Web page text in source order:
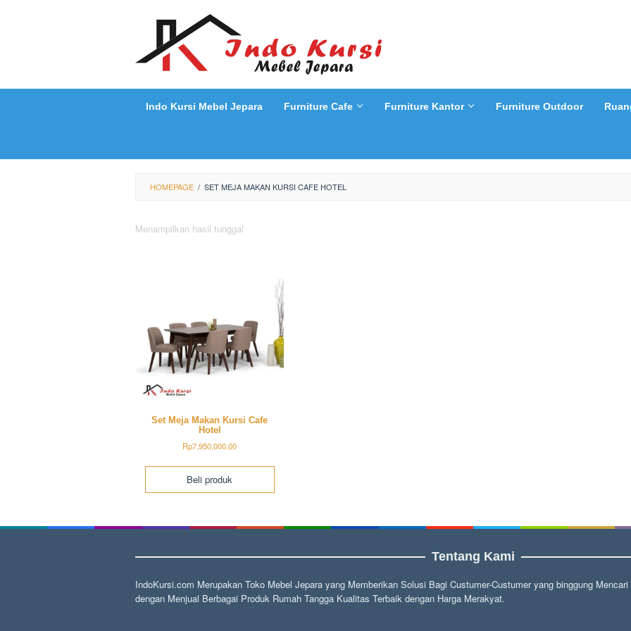
Indo Kursi Mebel Jepara Furniture Cafe Furniture Kantor Furniture Outdoor
HOMEPAGE / SET MEJA MAKAN KURSI CAFE HOTEL
Menampilkan hasil tunggal
Set Meja Makan Kursi Cafe
Hotel
Rp7,950,000.00
Beli produk
Tentang Kami
IndoKursi.com Merupakan Toko Mebel Jepara yang Memberikan Solusi Bagi Custumer-Custumer yang binggung
dengan Menjual Berbagai Produk Rumah Tangga Kualitas Terbaik dengan Harga Merakyat.